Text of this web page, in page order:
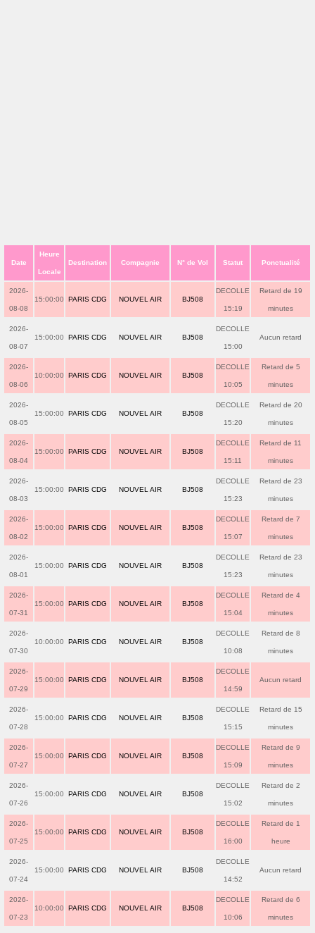
Date
Heure
Locale
Destination Compagnie N° de Vol Statut Ponctualité
2026-
08-08
15:00:00 PARIS CDG NOUVEL AIR BJ508
DECOLLE
15:19
Retard de 19
minutes
2026-
08-07
15:00:00 PARIS CDG NOUVEL AIR BJ508
DECOLLE
15:00
Aucun retard
2026-
08-06
10:00:00 PARIS CDG NOUVEL AIR BJ508
DECOLLE
10:05
Retard de 5
minutes
2026-
08-05
15:00:00 PARIS CDG NOUVEL AIR BJ508
DECOLLE
15:20
Retard de 20
minutes
2026-
08-04
15:00:00 PARIS CDG NOUVEL AIR BJ508
DECOLLE
15:11
Retard de 11
minutes
2026-
08-03
15:00:00 PARIS CDG NOUVEL AIR BJ508
DECOLLE
15:23
Retard de 23
minutes
2026-
08-02
15:00:00 PARIS CDG NOUVEL AIR BJ508
DECOLLE
15:07
Retard de 7
minutes
2026-
08-01
15:00:00 PARIS CDG NOUVEL AIR BJ508
DECOLLE
15:23
Retard de 23
minutes
2026-
07-31
15:00:00 PARIS CDG NOUVEL AIR BJ508
DECOLLE
15:04
Retard de 4
minutes
2026-
07-30
10:00:00 PARIS CDG NOUVEL AIR BJ508
DECOLLE
10:08
Retard de 8
minutes
2026-
07-29
15:00:00 PARIS CDG NOUVEL AIR BJ508
DECOLLE
14:59
Aucun retard
2026-
07-28
15:00:00 PARIS CDG NOUVEL AIR BJ508
DECOLLE
15:15
Retard de 15
minutes
2026-
07-27
15:00:00 PARIS CDG NOUVEL AIR BJ508
DECOLLE
15:09
Retard de 9
minutes
2026-
07-26
15:00:00 PARIS CDG NOUVEL AIR BJ508
DECOLLE
15:02
Retard de 2
minutes
2026-
07-25
15:00:00 PARIS CDG NOUVEL AIR BJ508
DECOLLE
16:00
Retard de 1
heure
2026-
07-24
15:00:00 PARIS CDG NOUVEL AIR BJ508
DECOLLE
14:52
Aucun retard
2026-
07-23
10:00:00 PARIS CDG NOUVEL AIR BJ508
DECOLLE
10:06
Retard de 6
minutes